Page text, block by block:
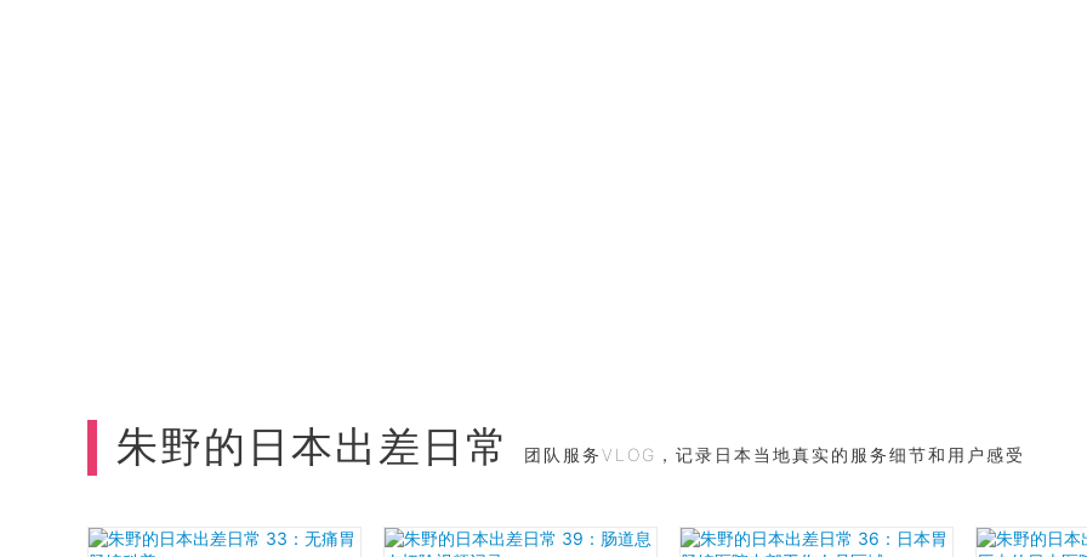
朱野的日本出差日常 团队服务VLOG，记录日本当地真实的服务细节和用户感受